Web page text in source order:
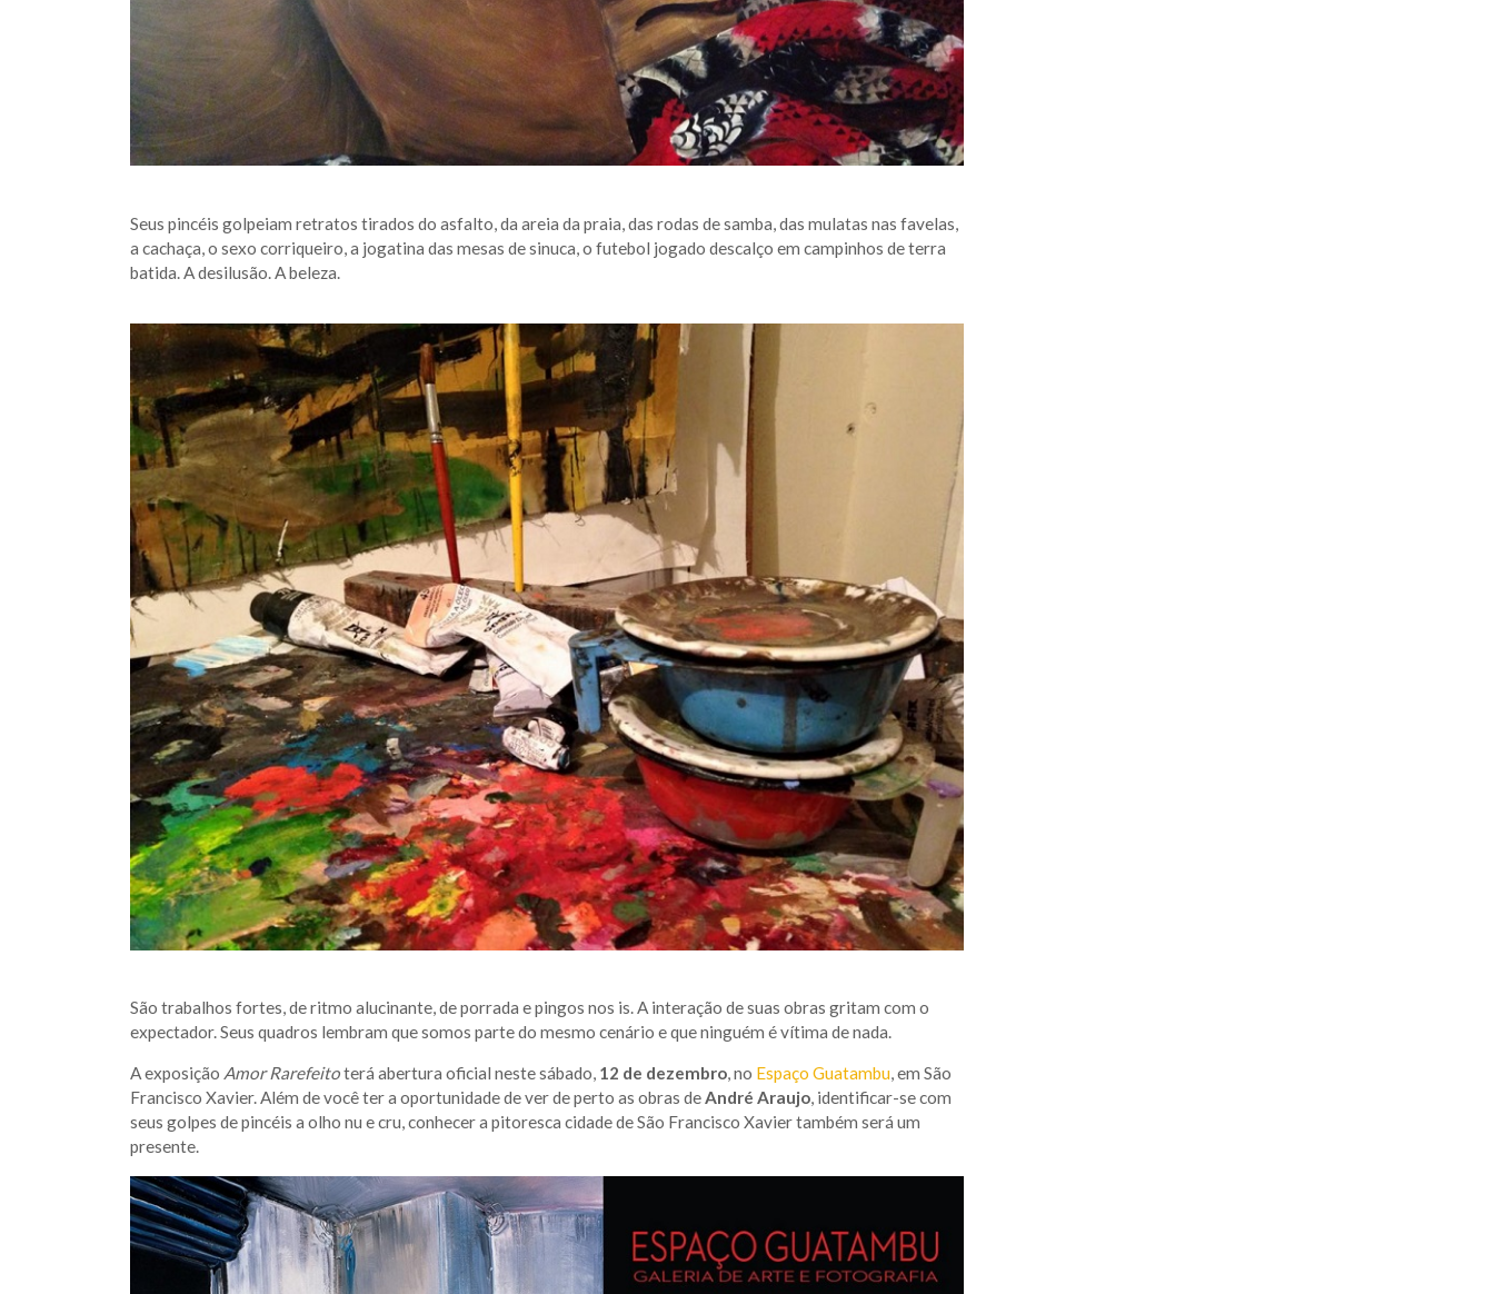
Seus pincéis golpeiam retratos tirados do asfalto, da areia da praia, das rodas de samba, das mulatas nas favelas,
a cachaça, o sexo corriqueiro, a jogatina das mesas de sinuca, o futebol jogado descalço em campinhos de terra
batida. A desilusão. A beleza.
São trabalhos fortes, de ritmo alucinante, de porrada e pingos nos is. A interação de suas obras gritam com o
expectador. Seus quadros lembram que somos parte do mesmo cenário e que ninguém é vítima de nada.
A exposição Amor Rarefeitoterá abertura oficial neste sábado, 12 de dezembro, no Espaço Guatambu, em São
Francisco Xavier. Além de você ter a oportunidade de ver de perto as obras deAndré Araujo, identificar-se com
seus golpes de pincéis a olho nu e cru, conhecer a pitoresca cidade de São Francisco Xavier também será um
presente.